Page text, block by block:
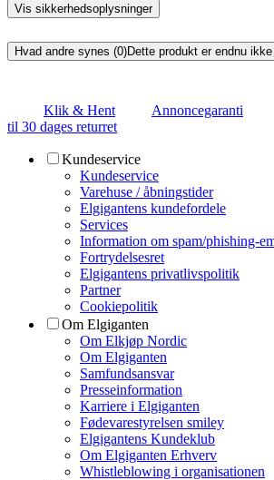
Vis sikkerhedsoplysninger
Hvad andre synes (0)Dette produkt er endnu
Klik & Hent Annoncegaranti
til 30 dages returret
Kundeservice
Kundeservice
Varehuse / åbningstider
Elgigantens kundefordele
Services
Information om spam/phishing-
Fortrydelsesret
Elgigantens privatlivspolitik
Partner
Cookiepolitik
Om Elgiganten
Om Elkjøp Nordic
Om Elgiganten
Samfundsansvar
Presseinformation
Karriere i Elgiganten
Fødevarestyrelsen smiley
Elgigantens Kundeklub
Om Elgiganten Erhverv
Whistleblowing i organisationen